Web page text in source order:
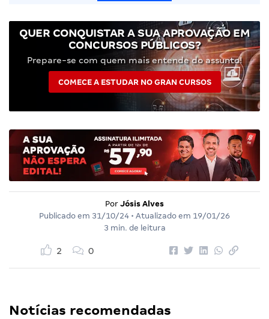
QUER CONQUISTAR A SUA APROVAÇÃO EM
CONCURSOS PÚBLICOS?
Prepare-se com quem mais entende do assunto!
COMECE A ESTUDAR NO GRAN CURSOS
Por Jósis Alves
Publicado em 31/10/24 • Atualizado em 19/01/26
3 min. de leitura
2 0
Notícias recomendadas